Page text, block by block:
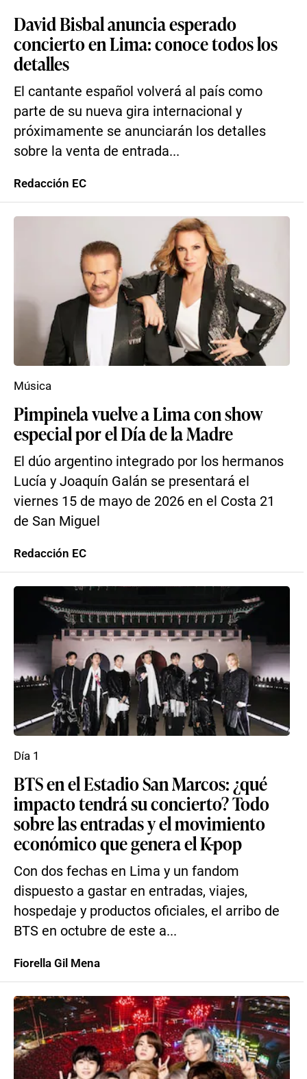
David Bisbal anuncia esperado
concierto en Lima: conoce todos los
detalles
El cantante español volverá al país como
parte de su nueva gira internacional y
próximamente se anunciarán los detalles
sobre la venta de entrada...
Redacción EC
Pimpinela vuelve a Lima con show
especial por el Día de la Madre
El dúo argentino integrado por los hermanos
Lucía y Joaquín Galán se presentará el
viernes 15 de mayo de 2026 en el Costa 21
de San Miguel
Música
Redacción EC
BTS en el Estadio San Marcos: ¿qué
impacto tendrá su concierto? Todo
sobre las entradas y el movimiento
económico que genera el K-pop
Con dos fechas en Lima y un fandom
dispuesto a gastar en entradas, viajes,
hospedaje y productos oficiales, el arribo de
BTS en octubre de este a...
Día 1
Fiorella Gil Mena